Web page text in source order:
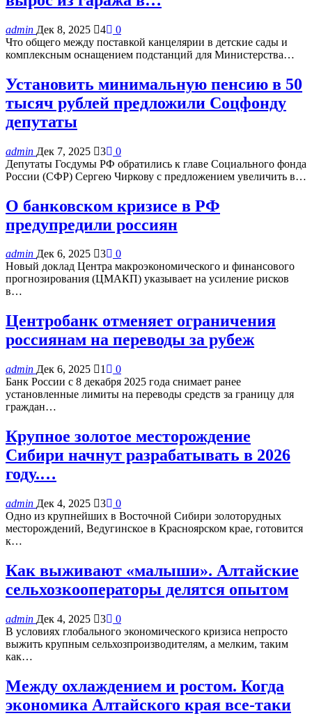
admin Дек 8, 2025 4
0
Что общего между поставкой канцелярии в детские сады и
комплексным оснащением подстанций для Министерства…
Установить минимальную пенсию в 50
тысяч рублей предложили Соцфонду
депутаты
admin Дек 7, 2025 3
0
Депутаты Госдумы РФ обратились к главе Социального фонда
России (СФР) Сергею Чиркову с предложением увеличить в…
О банковском кризисе в РФ
предупредили россиян
admin Дек 6, 2025 3
0
Новый доклад Центра макроэкономического и финансового
прогнозирования (ЦМАКП) указывает на усиление рисков
в…
Центробанк отменяет ограничения
россиянам на переводы за рубеж
admin Дек 6, 2025 1
0
Банк России с 8 декабря 2025 года снимает ранее
установленные лимиты на переводы средств за границу для
граждан…
Крупное золотое месторождение
Сибири начнут разрабатывать в 2026
году.…
admin Дек 4, 2025 3
0
Одно из крупнейших в Восточной Сибири золоторудных
месторождений, Ведугинское в Красноярском крае, готовится
к…
Как выживают «малыши». Алтайские
сельхозкооператоры делятся опытом
admin Дек 4, 2025 3
0
В условиях глобального экономического кризиса непросто
выжить крупным сельхозпроизводителям, а мелким, таким
как…
Между охлаждением и ростом. Когда
экономика Алтайского края все-таки